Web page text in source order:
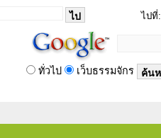
ไปที่:
ทั่วไป เว็บธรรมจักร